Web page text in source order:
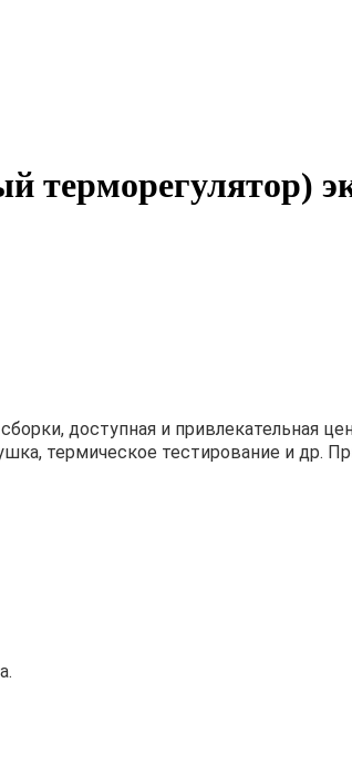
доступная и привлекательная
термическое тестирование и др.